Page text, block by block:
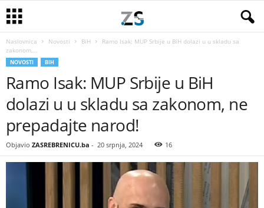
Naslovnica Novosti BiH
Ramo Isak: MUP Srbije u BiH dolazi u u skladu sa
zakonom,...
NOVOSTI BIH
Ramo Isak: MUP Srbije u BiH
dolazi u u skladu sa zakonom, ne
prepadajte narod!
Objavio ZASREBRENICU.ba - 20 srpnja, 2024 16